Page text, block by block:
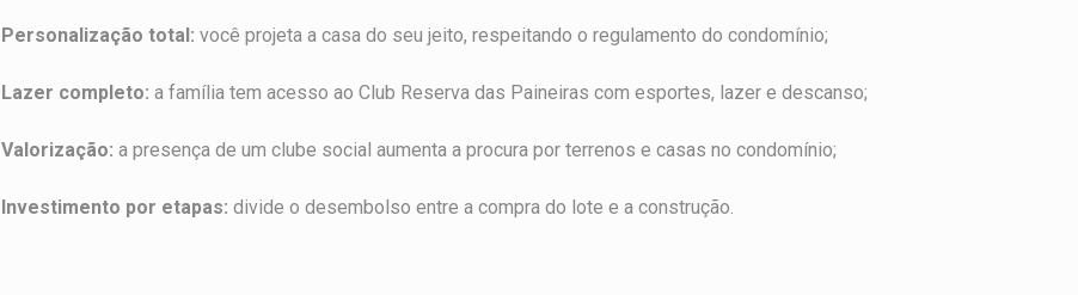
Personalização total: você projeta a casa do seu jeito, respeitando o regulamento do condomínio;
Lazer completo: a família tem acesso ao Club Reserva das Paineiras com esportes, lazer e descanso;
Valorização: a presença de um clube social aumenta a procura por terrenos e casas no condomínio;
Investimento por etapas: divide o desembolso entre a compra do lote e a construção.